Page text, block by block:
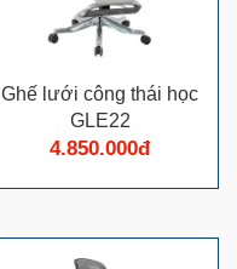
Ghế lưới công thái học
GLE22
4.850.000đ